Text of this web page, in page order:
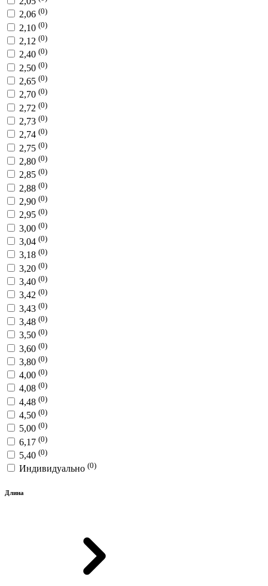
2,06 (0)
2,10 (0)
2,12 (0)
2,40 (0)
2,50 (0)
2,65 (0)
2,70 (0)
2,72 (0)
2,73 (0)
2,74 (0)
2,75 (0)
2,80 (0)
2,85 (0)
2,88 (0)
2,90 (0)
2,95 (0)
3,00 (0)
3,04 (0)
3,18 (0)
3,20 (0)
3,40 (0)
3,42 (0)
3,43 (0)
3,48 (0)
3,50 (0)
3,60 (0)
3,80 (0)
4,00 (0)
4,08 (0)
4,48 (0)
4,50 (0)
5,00 (0)
6,17 (0)
5,40 (0)
Индивидуально (0)
Длина